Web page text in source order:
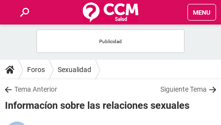
MENU
FOROS
SALUD
Foros Sexualidad
Tema Anterior Siguiente Tema
Informacíon sobre las relaciones sexuales